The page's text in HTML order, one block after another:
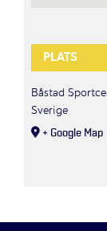
PLATS
Båstad
Sverige
+ Google Map